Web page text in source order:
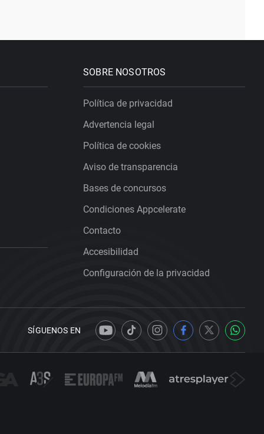
SOBRE NOSOTROS
Política de privacidad
Advertencia legal
Política de cookies
Aviso de transparencia
Bases de concursos
Condiciones Appcelerate
Contacto
Accesibilidad
Configuración de la privacidad
SÍGUENOS EN